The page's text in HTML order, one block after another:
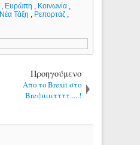
, Ευρώπη , Κοινωνία ,
Νέα Τάξη , Ρεπορτάζ ,
Προηγούμενο
Απο το Brexit στο
Breψιιιιιττττ.....!